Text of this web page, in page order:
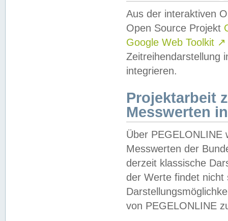
Aus der interaktiven
Open Source Projekt
Google Web Toolkit ↗
Zeitreihendarstellung
integrieren.
Projektarbeit
Messwerten
Über PEGELONLINE
Messwerten der
derzeit klassische
der Werte findet
von PEGELONLINE